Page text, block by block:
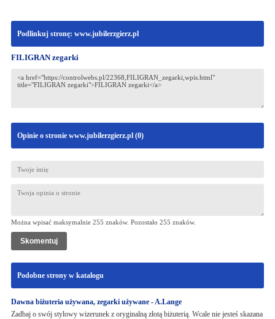
Podlinkuj stronę: www.jubilerzgierz.pl
FILIGRAN zegarki
Opinie o stronie www.jubilerzgierz.pl (0)
Można wpisać maksymalnie 255 znaków. Pozostało 255 znaków.
Podobne strony w katalogu
Dawna biżuteria używana, zegarki używane - A.Lange
Zadbaj o swój stylowy wizerunek z oryginalną złotą biżuterią. Wcale nie jesteś skazana